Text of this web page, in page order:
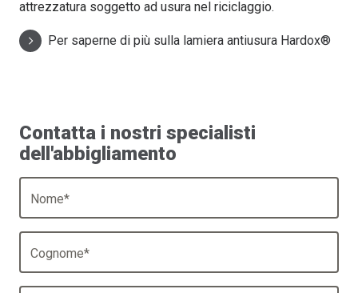
attrezzatura soggetto ad usura nel riciclaggio.
Per saperne di più sulla lamiera antiusura Hardox®
Contatta i nostri specialisti
dell'abbigliamento
Nome*
Cognome*